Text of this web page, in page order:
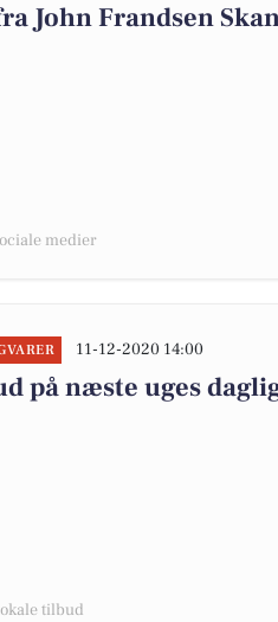
John Frandsen
medier
11-12-2020 14:00
på næste uges
tilbud